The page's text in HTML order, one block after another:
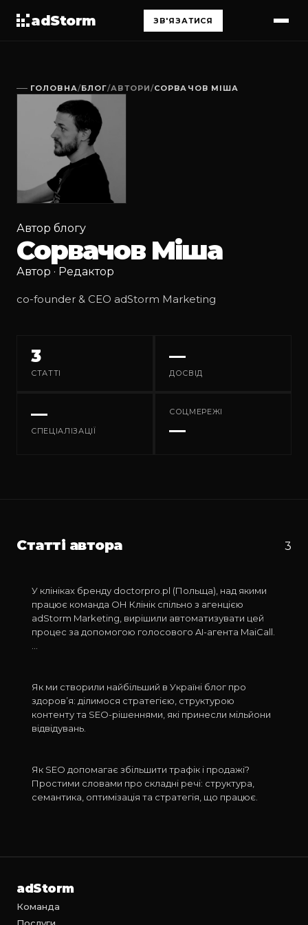
adStorm ЗВ'ЯЗАТИСЯ
ГОЛОВНА/БЛОГ/АВТОРИ/СОРВАЧОВ МІША
Автор блогу
Сорвачов Міша
Автор · Редактор
co-founder & CEO adStorm Marketing
3
СТАТТІ
—
ДОСВІД
—
СПЕЦІАЛІЗАЦІЇ
СОЦМЕРЕЖІ
—
Статті автора 3
МЕДИЧНИЙ МАРКЕТИНГ
центру та скорочує витрати
У клініках бренду doctorpro.pl (Польща), над якими
працює команда ОН Клінік спільно з агенцією
adStorm Marketing, вирішили автоматизувати цей
процес за допомогою голосового AI-агента MaiCall.
КОНТЕНТ-МАРКЕТИНГ
Як створити найбільший в Україні блог
про здоров’я
06.06.2025
Як ми створили найбільший в Україні блог про
здоров’я: ділимося стратегією, структурою
контенту та SEO-рішеннями, які принесли мільйони
відвідувань.
SEO
Збільшення трафіку та продажів через
SEO: просто про складне
30.03.2024
Як SEO допомагає збільшити трафік і продажі?
Простими словами про складні речі: структура,
семантика, оптимізація та стратегія, що працює.
adStorm
Команда